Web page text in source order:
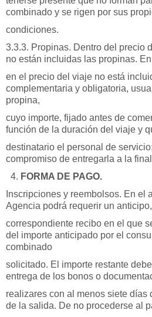
combinado y se rigen por sus
condiciones.
3.3.3. Propinas. Dentro del precio
no están incluidas las propinas.
en el precio del viaje no está
complementaria y obligatoria,
propina,
cuyo importe, fijado antes de
función de la duración del viaje y
destinatario el personal de
compromiso de entregarla a la
FORMA DE PAGO.
Inscripciones y reembolsos. En el
Agencia podrá requerir un
correspondiente recibo en el que
del importe anticipado por el
combinado
solicitado. El importe restante
entrega de los bonos o
realizares con al menos siete días
de la salida. De no procederse al